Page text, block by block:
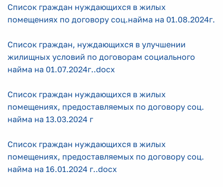
Список граждан нуждающихся в жилых
помещениях по договору соц.найма на 01.08.2024г.
Список граждан, нуждающихся в улучшении
жилищных условий по договорам социального
найма на 01.07.2024г..docx
Список граждан нуждающихся в жилых
помещениях, предоставляемых по договору соц.
найма на 13.03.2024 г
Список граждан нуждающихся в жилых
помещениях, предоставляемых по договору соц.
найма на 16.01.2024 г..docx